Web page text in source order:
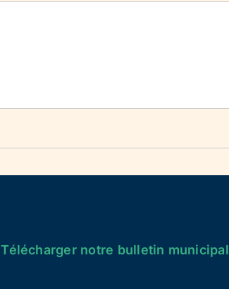
Télécharger notre bulletin municipal